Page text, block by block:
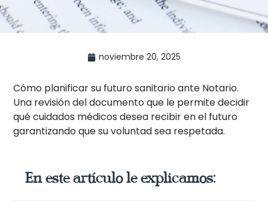
noviembre 20, 2025
Cómo planificar su futuro sanitario ante Notario.
Una revisión del documento que le permite decidir
qué cuidados médicos desea recibir en el futuro
garantizando que su voluntad sea respetada.
En este artículo le explicamos: